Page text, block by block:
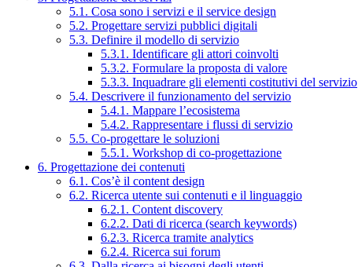
5.1. Cosa sono i servizi e il service design
5.2. Progettare servizi pubblici digitali
5.3. Definire il modello di servizio
5.3.1. Identificare gli attori coinvolti
5.3.2. Formulare la proposta di valore
5.3.3. Inquadrare gli elementi costitutivi del servizio
5.4. Descrivere il funzionamento del servizio
5.4.1. Mappare l’ecosistema
5.4.2. Rappresentare i flussi di servizio
5.5. Co-progettare le soluzioni
5.5.1. Workshop di co-progettazione
6. Progettazione dei contenuti
6.1. Cos’è il content design
6.2. Ricerca utente sui contenuti e il linguaggio
6.2.1. Content discovery
6.2.2. Dati di ricerca (search keywords)
6.2.3. Ricerca tramite analytics
6.2.4. Ricerca sui forum